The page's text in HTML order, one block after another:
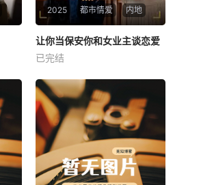
2025 都市情爱 内地
未知
让你当保安你和女业主谈恋爱
已完结